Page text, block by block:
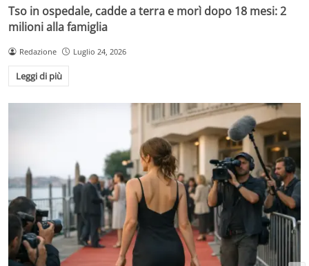
Tso in ospedale, cadde a terra e morì dopo 18 mesi: 2
milioni alla famiglia
Redazione Luglio 24, 2026
Leggi di più